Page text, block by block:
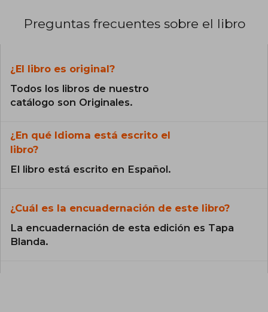
Preguntas frecuentes sobre el libro
¿El libro es original?
Todos los libros de nuestro
catálogo son Originales.
¿En qué Idioma está escrito el
libro?
El libro está escrito en Español.
¿Cuál es la encuadernación de este libro?
La encuadernación de esta edición es Tapa
Blanda.